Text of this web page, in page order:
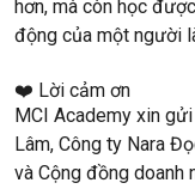
hơn, mà còn học được
động của một người
❤️ Lời cảm ơn
MCI Academy xin
Lâm, Công ty Nara
và Cộng đồng doanh